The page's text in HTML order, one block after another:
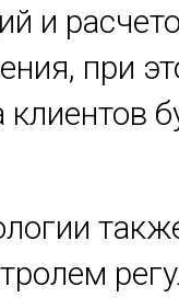
и
при